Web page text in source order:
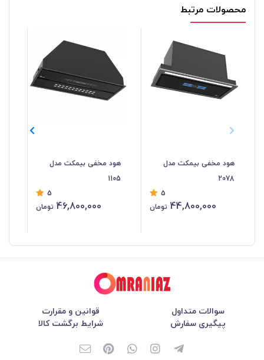
محصولات مرتبط
هود مخفی بیمکث مدل
2078
5
44,800,000 تومان
هود مخفی بیمکث مدل
1105
5
46,800,000 تومان
سوالات متداول
قوانین و مقرارت
پیگیری سفارش
شرایط برگشت کالا